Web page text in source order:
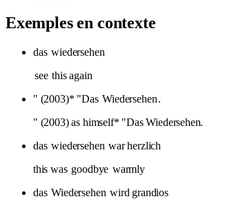
Exemples en contexte
das wiedersehen
see this again
" (2003)* "Das Wiedersehen.
" (2003) as himself* "Das Wiedersehen.
das wiedersehen war herzlich
this was goodbye warmly
das Wiedersehen wird grandios